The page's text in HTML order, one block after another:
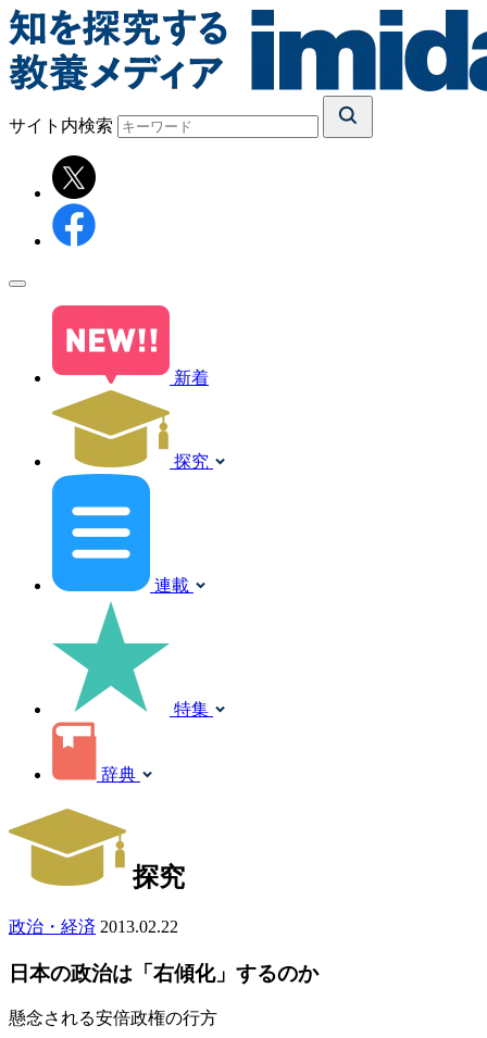
サイト内検索
新着
探究
連載
特集
辞典
探究
政治・経済 2013.02.22
日本の政治は「右傾化」するのか
懸念される安倍政権の行方